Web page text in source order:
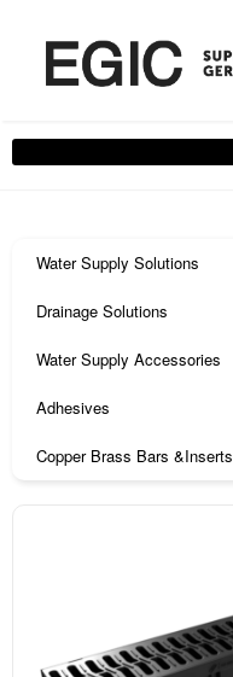
Water Supply Solutions
Drainage Solutions
Water Supply Accessories
Adhesives
Copper Brass Bars &Inserts